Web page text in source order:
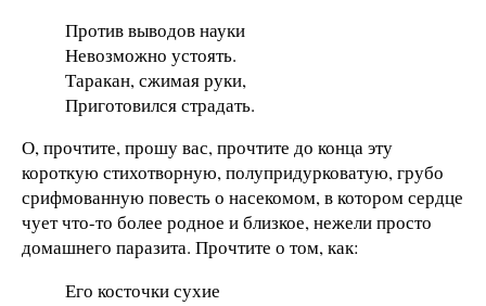
Против выводов науки
Невозможно устоять.
Таракан, сжимая руки,
Приготовился страдать.
О, прочтите, прошу вас, прочтите до конца эту
короткую стихотворную, полупридурковатую, грубо
срифмованную повесть о насекомом, в котором сердце
чует что-то более родное и близкое, нежели просто
домашнего паразита. Прочтите о том, как:
Его косточки сухие